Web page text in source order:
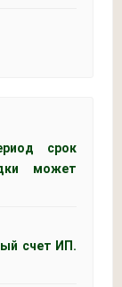
срок
может
счет ИП.